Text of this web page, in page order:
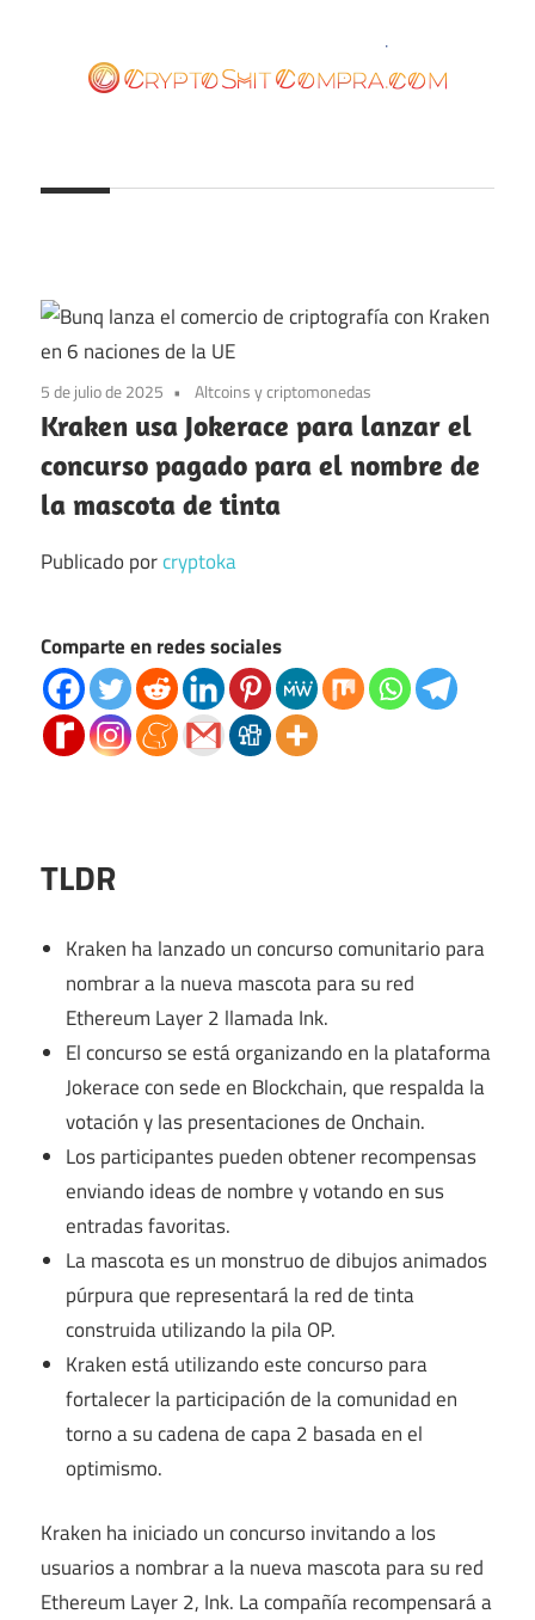
contenido
5 de julio de 2025 Altcoins y criptomonedas
Kraken usa Jokerace para lanzar el
concurso pagado para el nombre de
la mascota de tinta
Publicado porcryptoka
Comparte en redes sociales
TLDR
Kraken ha lanzado un concurso comunitario para
nombrar a la nueva mascota para su red
Ethereum Layer 2 llamada Ink.
El concurso se está organizando en la plataforma
Jokerace con sede en Blockchain, que respalda la
votación y las presentaciones de Onchain.
Los participantes pueden obtener recompensas
enviando ideas de nombre y votando en sus
entradas favoritas.
La mascota es un monstruo de dibujos animados
púrpura que representará la red de tinta
construida utilizando la pila OP.
Kraken está utilizando este concurso para
fortalecer la participación de la comunidad en
torno a su cadena de capa 2 basada en el
optimismo.
Kraken ha iniciado un concurso invitando a los
usuarios a nombrar a la nueva mascota para su red
Ethereum Layer 2, Ink. La compañía recompensará a